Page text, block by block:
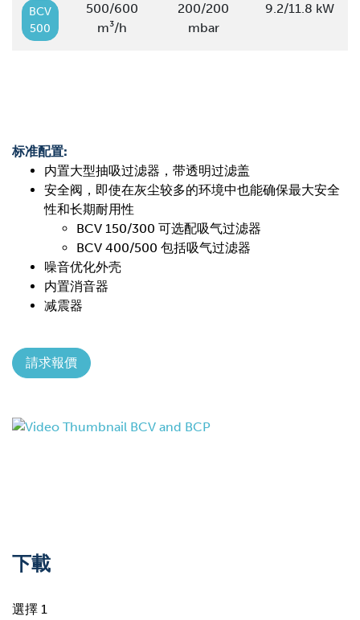
BCV
500
500/600
m³/h
200/200
mbar
9.2/11.8 kW
标准配置:
内置大型抽吸过滤器，带透明过滤盖
安全阀，即使在灰尘较多的环境中也能确保最大安全
性和长期耐用性
BCV 150/300 可选配吸气过滤器
BCV 400/500 包括吸气过滤器
噪音优化外壳
内置消音器
减震器
請求報價
下載
選擇 1